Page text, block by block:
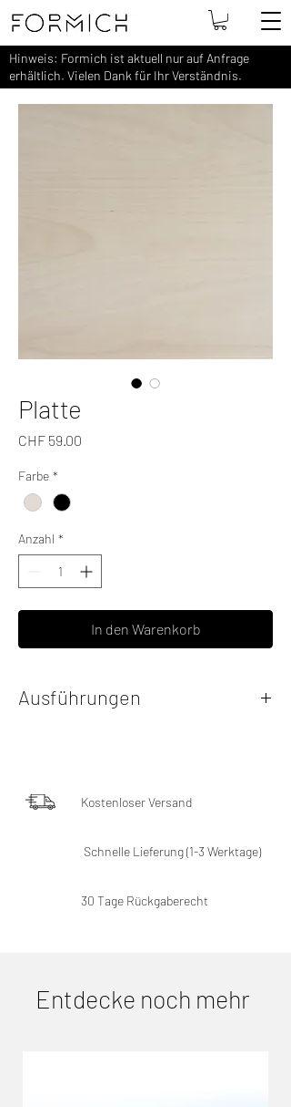
Hinweis: Formich ist aktuell nur auf Anfrage
erhältlich. Vielen Dank für Ihr Verständnis.
Platte
CHF 59.00
Farbe *
Anzahl *
In den Warenkorb
Ausführungen
schweizer Buchenschichtholz hell geölt
mit feiner Oberfläche
Kostenloser Versand
Schnelle Lieferung (1-3 Werktage)
30 Tage Rückgaberecht
Ähnliche Produkte
Entdecke noch mehr